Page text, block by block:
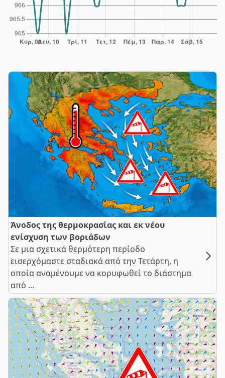
Άνοδος της θερμοκρασίας και εκ νέου
ενίσχυση των βοριάδων
Σε μια σχετικά θερμότερη περίοδο
εισερχόμαστε σταδιακά από την Τετάρτη, η
οποία αναμένουμε να κορυφωθεί το διάστημα
από ...